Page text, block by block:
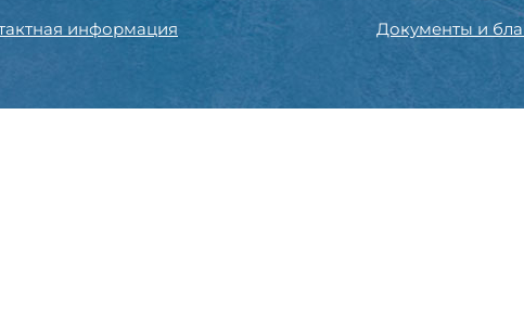
информация Документы и